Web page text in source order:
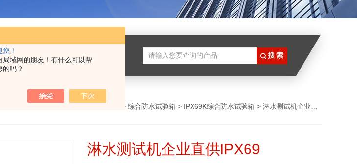
您！
局域网的朋友！有什么可以帮
的吗？
> 综合防水试验箱 > IPX69K综合防水试验箱 > 淋水测试机企业直供IPX69
淋水测试机企业直供IPX69